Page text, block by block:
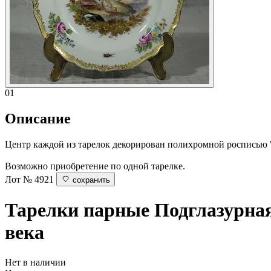
01
Описание
Центр каждой из тарелок декорирован полихромной
Возможно приобретение по одной тарелке.
Лот № 4921
сохранить
Тарелки парные
века
Нет в наличии